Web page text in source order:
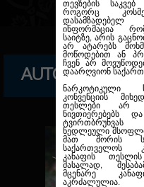
თევზების
როგორც
ინფორმაცია
საიტზე, არის
არ ატარებს
მოწოდებით ან
ჩვენ არ
დაარღვიონ
ნარკოტიკული
კონვენციის
თესლები არ
ნივთიერებებს
ნედლეული
მათ შორის
საქართველოს
კანაფის
მასალად,
მცენარე
აკრძალულია.
AUTO